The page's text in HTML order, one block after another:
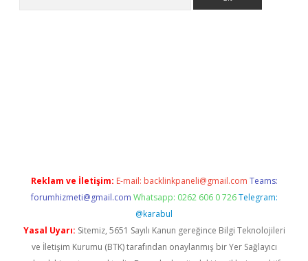
Reklam ve İletişim: E-mail: backlinkpaneli@gmail.com Teams:
forumhizmeti@gmail.com Whatsapp: 0262 606 0 726 Telegram:
@karabul
Yasal Uyarı: Sitemiz, 5651 Sayılı Kanun gereğince Bilgi Teknolojileri
ve İletişim Kurumu (BTK) tarafından onaylanmış bir Yer Sağlayıcı